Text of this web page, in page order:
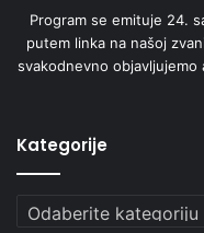
Program se emituje 24.
putem linka na našoj
svakodnevno objavljujemo
Kategorije
Kategorije